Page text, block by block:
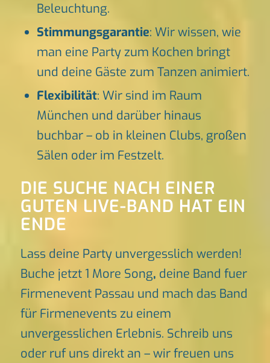
Beleuchtung.
Stimmungsgarantie: Wir wissen, wie
man eine Party zum Kochen bringt
und deine Gäste zum Tanzen animiert.
Flexibilität: Wir sind im Raum
München und darüber hinaus
buchbar – ob in kleinen Clubs, großen
Sälen oder im Festzelt.
DIE SUCHE NACH EINER
GUTEN LIVE-BAND HAT EIN
ENDE
Lass deine Party unvergesslich werden!
Buche jetzt 1 More Song, deine Band fuer
Firmenevent Passau und mach das Band
für Firmenevents zu einem
unvergesslichen Erlebnis. Schreib uns
oder ruf uns direkt an – wir freuen uns